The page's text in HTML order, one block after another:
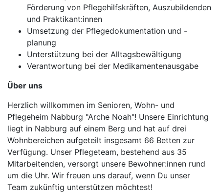
Förderung von Pflegehilfskräften, Auszubildenden
und Praktikant:innen
Umsetzung der Pflegedokumentation und -
planung
Unterstützung bei der Alltagsbewältigung
Verantwortung bei der Medikamentenausgabe
Über uns
Herzlich willkommen im Senioren, Wohn- und
Pflegeheim Nabburg "Arche Noah"! Unsere Einrichtung
liegt in Nabburg auf einem Berg und hat auf drei
Wohnbereichen aufgeteilt insgesamt 66 Betten zur
Verfügung. Unser Pflegeteam, bestehend aus 35
Mitarbeitenden, versorgt unsere Bewohner:innen rund
um die Uhr. Wir freuen uns darauf, wenn Du unser
Team zukünftig unterstützen möchtest!